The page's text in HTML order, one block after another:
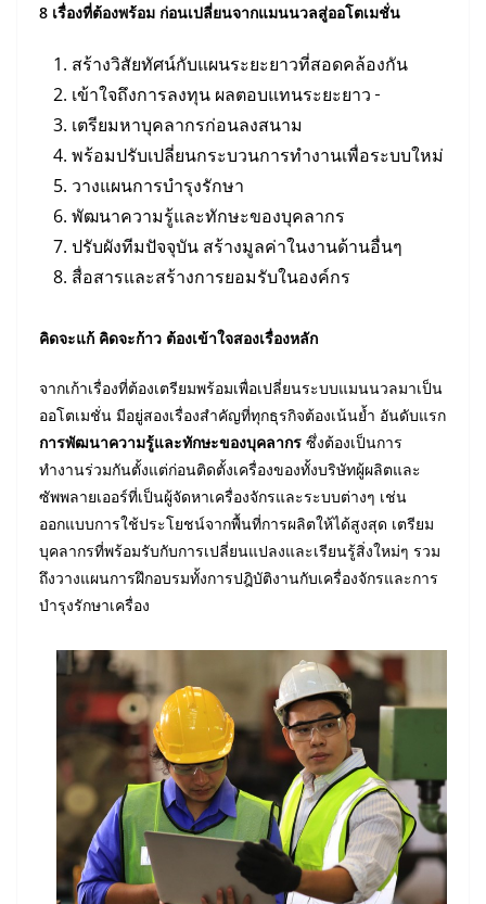
8 เรื่องที่ต้องพร้อม ก่อนเปลี่ยนจากแมนนวลสู่ออโตเมชั่น
สร้างวิสัยทัศน์กับแผนระยะยาวที่สอดคล้องกัน
เข้าใจถึงการลงทุน ผลตอบแทนระยะยาว
เตรียมหาบุคลากรก่อนลงสนาม
พร้อมปรับเปลี่ยนกระบวนการทำงานเพื่อระบบใหม่
วางแผนการบำรุงรักษา
พัฒนาความรู้และทักษะของบุคลากร
ปรับผังทีมปัจจุบัน สร้างมูลค่าในงานด้านอื่นๆ
สื่อสารและสร้างการยอมรับในองค์กร
คิดจะแก้ คิดจะก้าว ต้องเข้าใจสองเรื่องหลัก
จากเก้าเรื่องที่ต้องเตรียมพร้อมเพื่อเปลี่ยนระบบแมนนวลมาเป็น
ออโตเมชั่น มีอยู่สองเรื่องสำคัญที่ทุกธุรกิจต้องเน้นย้ำ อันดับแรก
การพัฒนาความรู้และทักษะของบุคลากร ซึ่งต้องเป็นการ
ทำงานร่วมกันตั้งแต่ก่อนติดตั้งเครื่องของทั้งบริษัทผู้ผลิตและ
ซัพพลายเออร์ที่เป็นผู้จัดหาเครื่องจักรและระบบต่างๆ เช่น
ออกแบบการใช้ประโยชน์จากพื้นที่การผลิตให้ได้สูงสุด เตรียม
บุคลากรที่พร้อมรับกับการเปลี่ยนแปลงและเรียนรู้สิ่งใหม่ๆ รวม
ถึงวางแผนการฝึกอบรมทั้งการปฎิบัติงานกับเครื่องจักรและการ
บำรุงรักษาเครื่อง